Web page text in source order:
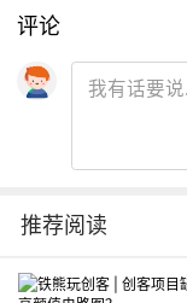
评论
推荐阅读